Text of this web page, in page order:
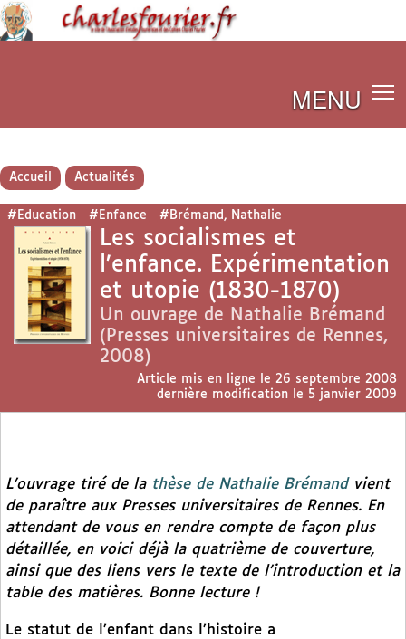
MENU
Accueil Actualités
#Education #Enfance #Brémand, Nathalie
Les socialismes et
l’enfance. Expérimentation
et utopie (1830-1870)
Un ouvrage de Nathalie Brémand
(Presses universitaires de Rennes,
2008)
Article mis en ligne le 26 septembre 2008
dernière modification le 5 janvier 2009
L’ouvrage tiré de la thèse de Nathalie Brémandvient
de paraître aux Presses universitaires de Rennes. En
attendant de vous en rendre compte de façon plus
détaillée, en voici déjà la quatrième de couverture,
ainsi que des liens vers le texte de l’introduction et la
table des matières. Bonne lecture !
Le statut de l’enfant dans l’histoire a